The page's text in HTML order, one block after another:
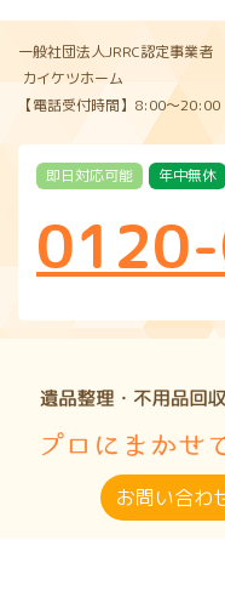
一般社団法人JRRC認定事業者
カイケツホーム
【電話受付時間】8:00〜20:00
即日対応可能 年中無休
お問い合わ